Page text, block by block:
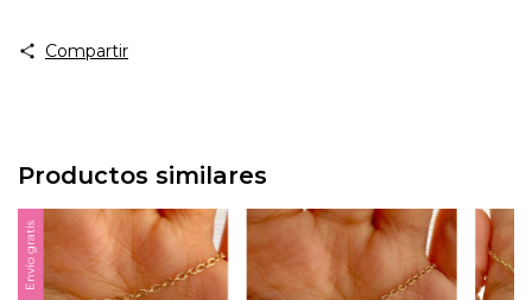
Compartir
Productos similares
Envío gratis